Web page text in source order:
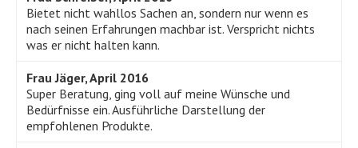
Bietet nicht wahllos Sachen an, sondern nur wenn es
nach seinen Erfahrungen machbar ist. Verspricht nichts
was er nicht halten kann.
Frau Jäger, April 2016
Super Beratung, ging voll auf meine Wünsche und
Bedürfnisse ein. Ausführliche Darstellung der
empfohlenen Produkte.